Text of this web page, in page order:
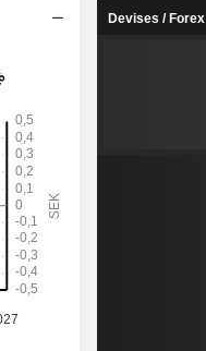
Devises / Forex